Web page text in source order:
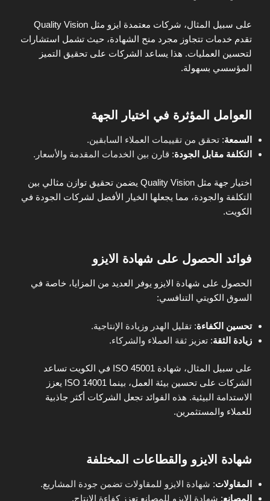
على سبيل المثال، شركات معتمدة ايزو مثل Quality Vision
تقدم خدمات تتجاوز مجرد منح الشهادة، حيث تشمل استشارات
لتحسين العمليات. هذا يساعد الشركات على تحقيق التميز
المؤسسي بسهولة.
العوامل المؤثرة في اختيار الجهة
السمعة: تحقق من تقييمات العملاء السابقين.
التكلفة مقابل الجودة: قارن بين الخدمات المقدمة والأسعار.
اختيار جهة مثل Quality Vision يضمن تحقيق توازن مثالي بين
التكلفة والجودة، مما يجعلها الخيار الأفضل لشركات الجودة في
الكويت.
فوائد الحصول على شهادة الايزو
الحصول على شهادة الايزو يوفر العديد من المزايا، خاصة في
السوق الكويتي التنافسي:
تحسين الكفاءة: تقليل الهدر وزيادة الإنتاجية.
زيادة الثقة: تعزيز ثقة العملاء والشركاء.
على سبيل المثال، شهادة ISO 45001 في الكويت تساعد
الشركات على تحسين بيئة العمل، بينما ISO 14001 يعزز
الاستدامة البيئية. هذه الفوائد تجعل الشركات أكثر جاذبية
للعملاء والمستثمرين.
شهادة الايزو والقطاعات المختلفة
المقاولات: شهادة الايزو للمقاولات تضمن جودة المشاريع.
المصانع: شهادة الايزو للمصانع تعزز كفاءة الإنتاج.